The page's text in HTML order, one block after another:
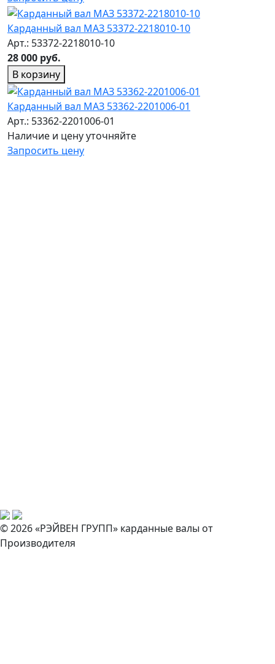
Карданный вал МАЗ 53372-2218010-10
Арт.: 53372-2218010-10
28 000 руб.
В корзину
Карданный вал МАЗ 53362-2201006-01
Арт.: 53362-2201006-01
Наличие и цену уточняйте
Запросить цену
© 2026 «РЭЙВЕН ГРУПП» карданные валы от
Производителя